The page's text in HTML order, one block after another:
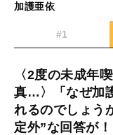
加護亜依
#1
〈2度の未成年
真…〉「なぜ加
れるのでしょう
定外”な回答が